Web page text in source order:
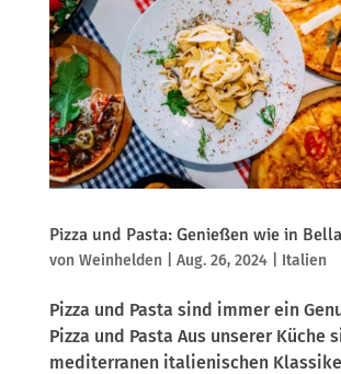
Pizza und Pasta: Genießen wie in
von Weinhelden Aug. 26, 2024| Italien
Pizza und Pasta sind immer ein
Pizza und Pasta Aus unserer Küche
mediterranen italienischen